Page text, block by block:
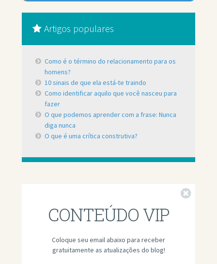
Artigos populares
Como é o término do relacionamento para os
homens?
10 sinais de que ela está-te traindo
Como identificar aquilo que você nasceu para
fazer
O que podemos aprender com a frase: Nunca
diga nunca
O que é uma crítica construtiva?
CONTEÚDO VIP
Coloque seu email abaixo para receber
gratuitamente as atualizações do blog!